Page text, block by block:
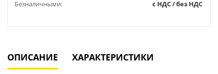
Безналичными:
с НДС / без НДС
ОПИСАНИЕ ХАРАКТЕРИСТИКИ